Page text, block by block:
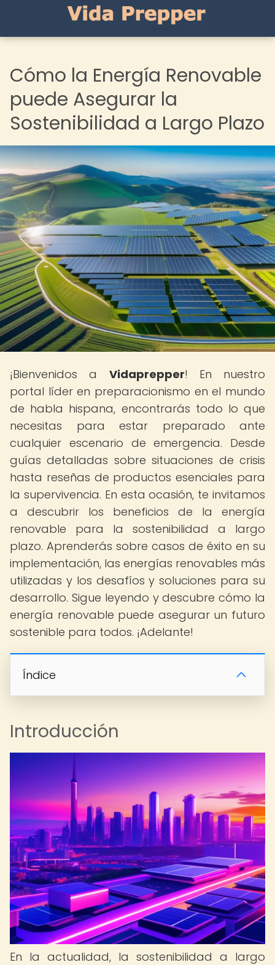
Cómo la Energía Renovable
puede Asegurar la
Sostenibilidad a Largo Plazo
¡Bienvenidos a Vidaprepper! En nuestro
portal líder en preparacionismo en el mundo
de habla hispana, encontrarás todo lo que
necesitas para estar preparado ante
cualquier escenario de emergencia. Desde
guías detalladas sobre situaciones de crisis
hasta reseñas de productos esenciales para
la supervivencia. En esta ocasión, te invitamos
a descubrir los beneficios de la energía
renovable para la sostenibilidad a largo
plazo. Aprenderás sobre casos de éxito en su
implementación, las energías renovables más
utilizadas y los desafíos y soluciones para su
desarrollo. Sigue leyendo y descubre cómo la
energía renovable puede asegurar un futuro
sostenible para todos. ¡Adelante!
Índice
Introducción
En la actualidad, la sostenibilidad a largo